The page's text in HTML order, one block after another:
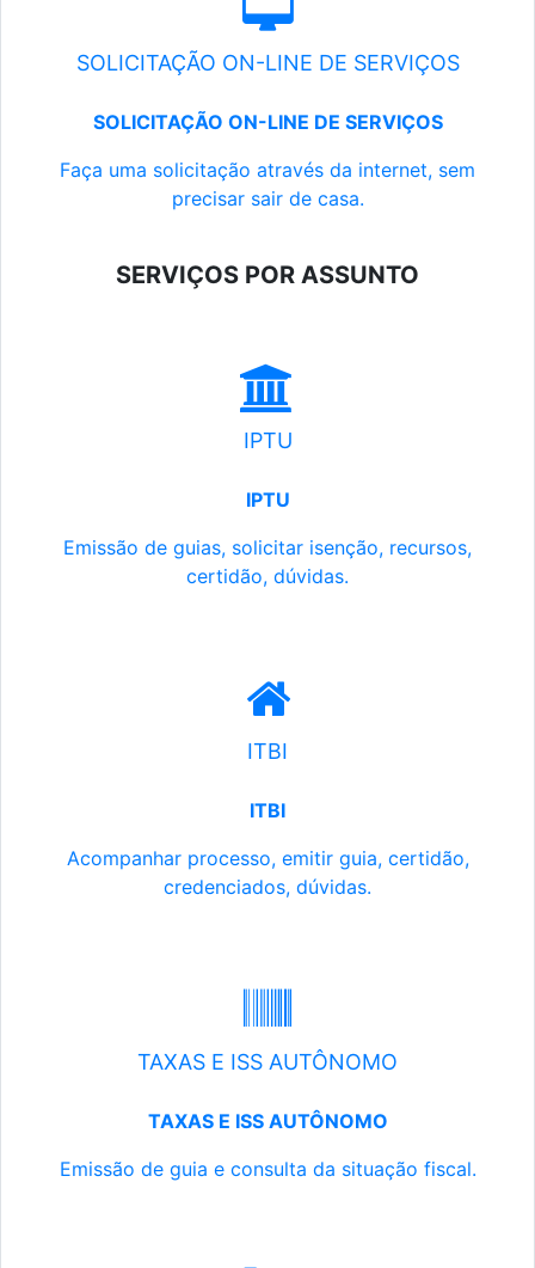
SOLICITAÇÃO ON-LINE DE SERVIÇOS
SOLICITAÇÃO ON-LINE DE SERVIÇOS
Faça uma solicitação através da internet, sem
precisar sair de casa.
SERVIÇOS POR ASSUNTO
IPTU
IPTU
Emissão de guias, solicitar isenção, recursos,
certidão, dúvidas.
ITBI
ITBI
Acompanhar processo, emitir guia, certidão,
credenciados, dúvidas.
TAXAS E ISS AUTÔNOMO
TAXAS E ISS AUTÔNOMO
Emissão de guia e consulta da situação fiscal.